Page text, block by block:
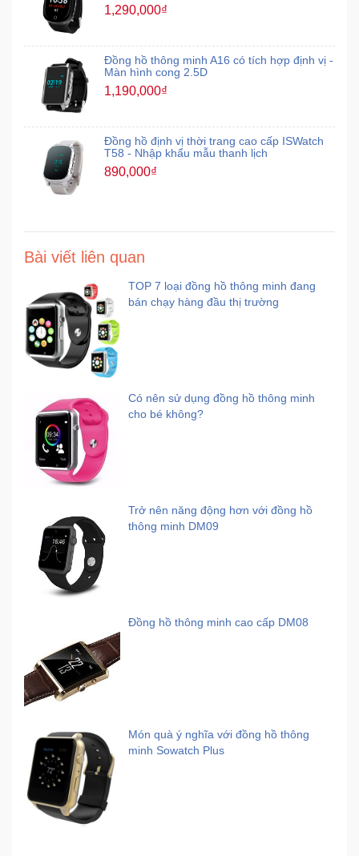
1,290,000₫
Đồng hồ thông minh A16 có tích hợp định vị -
Màn hình cong 2.5D
1,190,000₫
Đồng hồ định vị thời trang cao cấp ISWatch
T58 - Nhập khẩu mẫu thanh lịch
890,000₫
Bài viết liên quan
TOP 7 loại đồng hồ thông minh đang
bán chạy hàng đầu thị trường
Có nên sử dụng đồng hồ thông minh
cho bé không?
Trở nên năng động hơn với đồng hồ
thông minh DM09
Đồng hồ thông minh cao cấp DM08
Món quà ý nghĩa với đồng hồ thông
minh Sowatch Plus